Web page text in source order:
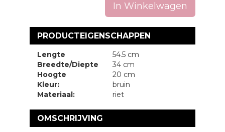
In Winkelwagen
PRODUCTEIGENSCHAPPEN
Lengte
54.5 cm
Breedte/Diepte
34 cm
Hoogte
20 cm
Kleur:
bruin
Materiaal:
riet
OMSCHRIJVING